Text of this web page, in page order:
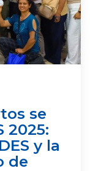
se
2025:
y la
de